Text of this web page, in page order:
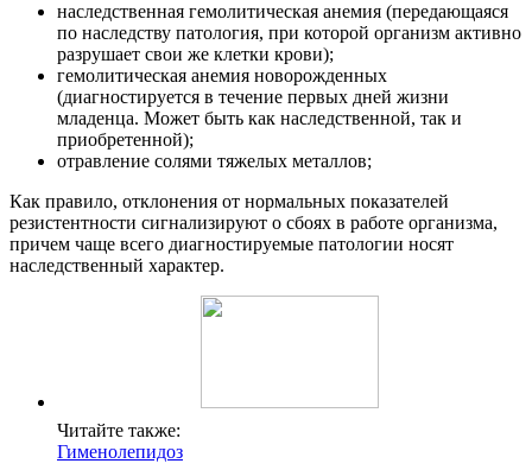
наследственная гемолитическая анемия (передающаяся
по наследству патология, при которой организм активно
разрушает свои же клетки крови);
гемолитическая анемия новорожденных
(диагностируется в течение первых дней жизни
младенца. Может быть как наследственной, так и
приобретенной);
отравление солями тяжелых металлов;
Как правило, отклонения от нормальных показателей
резистентности сигнализируют о сбоях в работе организма,
причем чаще всего диагностируемые патологии носят
наследственный характер.
Читайте также:
Гименолепидоз